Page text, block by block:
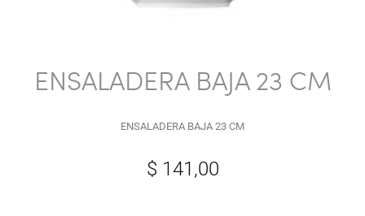
ENSALADERA BAJA 23 CM
ENSALADERA BAJA 23 CM
$ 141,00